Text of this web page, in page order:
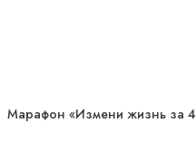
Марафон «Измени жизнь за